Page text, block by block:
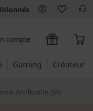
compte
Gaming Créateur
Artificielle (IA)